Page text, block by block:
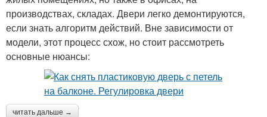
производствах, складах. Двери легко демонтируются,
если знать алгоритм действий. Вне зависимости от
модели, этот процесс схож, но стоит рассмотреть
основные нюансы:
читать дальше →